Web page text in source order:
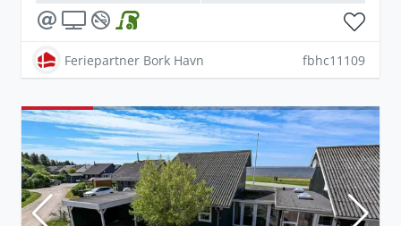
Feriepartner Bork Havn fbhc11109